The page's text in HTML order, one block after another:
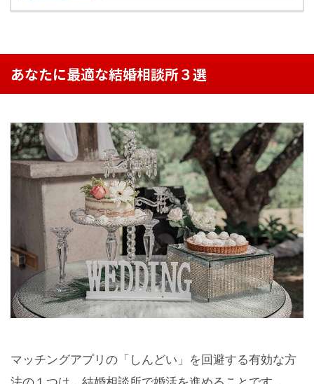
あなたに最適な結婚相談所３選
マッチングアプリの「しんどい」を回避する有効な方